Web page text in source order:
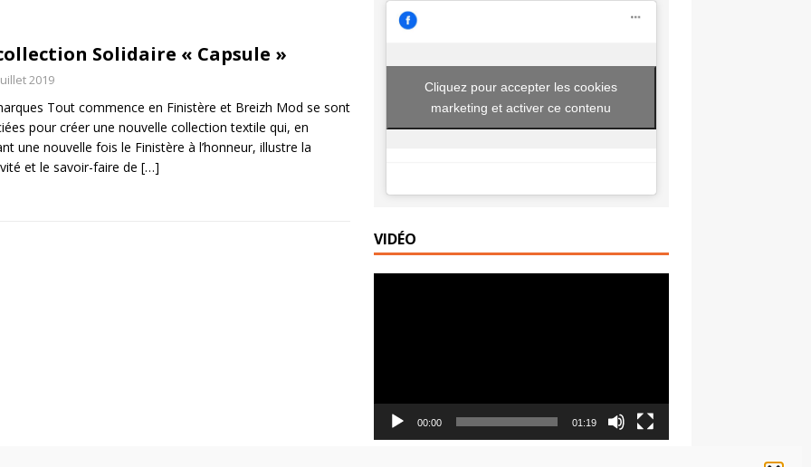
rustiques aux pêches, amandes et verveine
aux pêches rôties : le dessert gourmand de l’été
Solidaire « Capsule »
2019
Tout commence en Finistère et Breizh Mod se sont
pour créer une nouvelle collection textile qui, en
une nouvelle fois le Finistère à l’honneur, illustre la
et le savoir-faire de […]
Cliquez pour accepter les cookies
marketing et activer ce contenu
VIDÉO
00:00 01:19